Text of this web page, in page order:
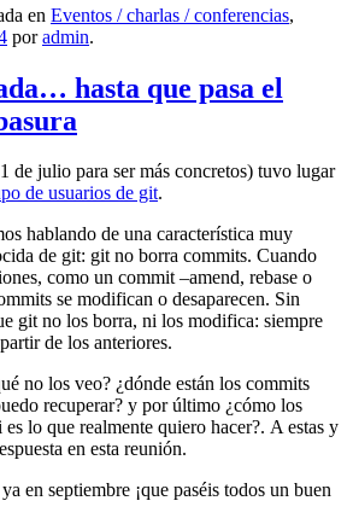
en Eventos / charlas / conferencias,
poradmin.
hasta que pasa el
de julio para ser más concretos) tuvo lugar
de usuarios de git.
hablando de una característica muy
de git: git no borra commits. Cuando
como un commit –amend, rebase o
se modifican o desaparecen. Sin
git no los borra, ni los modifica: siempre
de los anteriores.
no los veo? ¿dónde están los commits
recuperar? y por último ¿cómo los
lo que realmente quiero hacer?. A estas y
en esta reunión.
en septiembre ¡que paséis todos un buen